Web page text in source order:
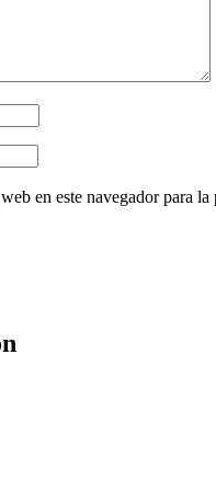
en este navegador para